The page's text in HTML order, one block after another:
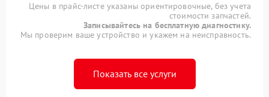
Цены в прайс-листе указаны ориентировочные, без учета
стоимости запчастей.
Записывайтесь на бесплатную диагностику.
Мы проверим ваше устройство и укажем на неисправность.
Показать все услуги